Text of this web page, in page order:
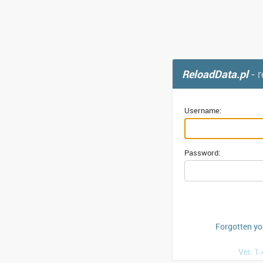
ReloadData.pl-
Username:
Password:
Forgotten
Ver.